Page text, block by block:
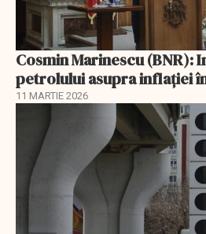
Cosmin Marinescu (BNR):
petrolului asupra inflaţiei
11 MARTIE 2026